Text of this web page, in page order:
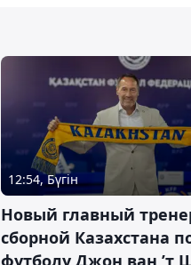
12:54, Бүгін
Новый главный
сборной Казахстана
футболу Джон ван ’т